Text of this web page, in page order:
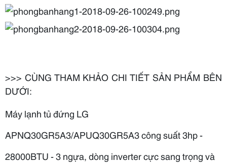
>>> CÙNG THAM KHẢO CHI TIẾT SẢN PHẨM BÊN
DƯỚI:
Máy lạnh tủ đứng LG
APNQ30GR5A3/APUQ30GR5A3 công suất 3hp -
28000BTU - 3 ngựa, dòng inverter cực sang trọng và